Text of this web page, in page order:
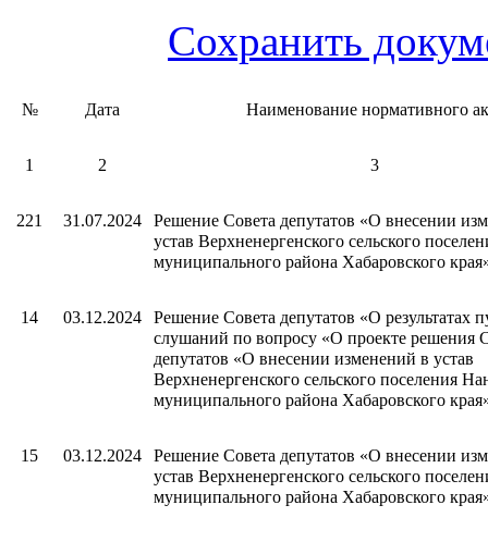
Сохранить
№ Дата Наименование нормативного
1 2 3
221 31.07.2024
Решение Совета депутатов «О внесении
устав Верхненергенского сельского
муниципального района Хабаровского
14 03.12.2024
Решение Совета депутатов «О результатах
слушаний по вопросу «О проекте решения
депутатов «О внесении изменений в устав
Верхненергенского сельского поселения
муниципального района Хабаровского
15 03.12.2024
Решение Совета депутатов «О внесении
устав Верхненергенского сельского
муниципального района Хабаровского